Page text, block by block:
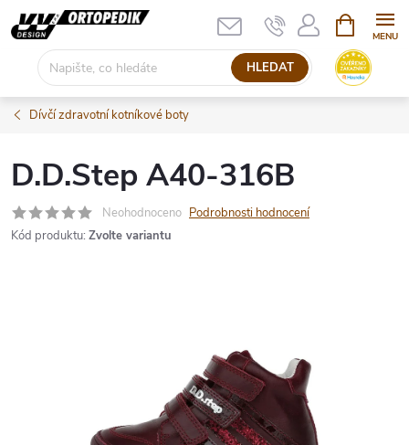
Přejít
na
HLEDAT
NÁKUPNÍ
KOŠÍK
Dívčí zdravotní kotníkové boty
D.D.Step A40-316B
Neohodnoceno Podrobnosti hodnocení
Kód produktu: Zvolte variantu